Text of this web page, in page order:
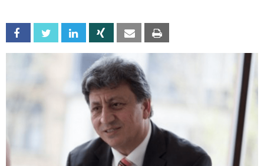
Facebook Twitter Linkedin Xing Email